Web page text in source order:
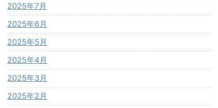
2025年7月
2025年6月
2025年5月
2025年4月
2025年3月
2025年2月